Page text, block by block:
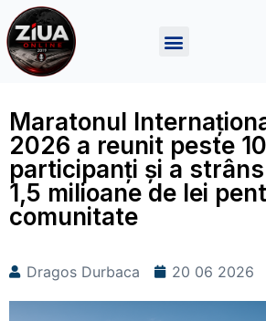
Maratonul
2026 a reunit peste
participanți și a
1,5 milioane de lei
comunitate
Dragos Durbaca 20 06 2026